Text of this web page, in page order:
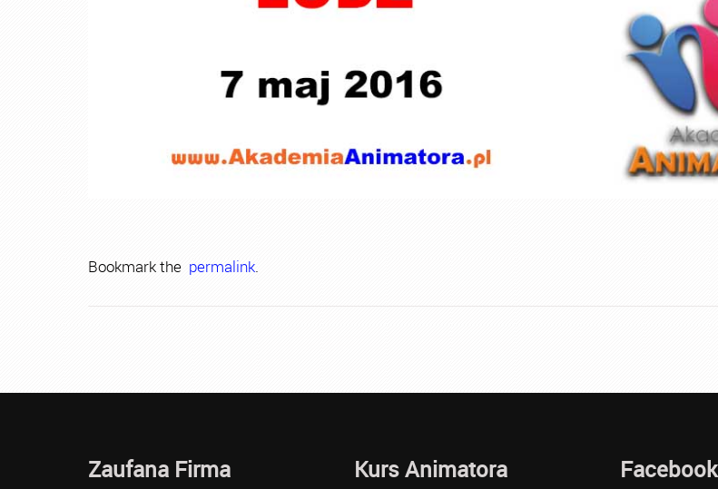
Bookmark the permalink.
Zaufana Firma Kurs Animatora Facebook